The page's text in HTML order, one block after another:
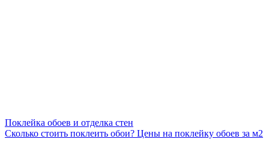
Поклейка обоев и отделка стен
Сколько стоить поклеить обои? Цены на поклейку обоев за м2